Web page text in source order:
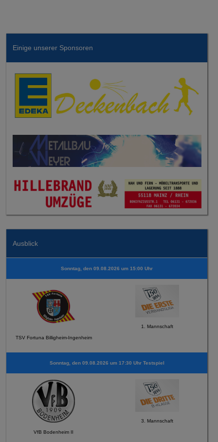
Einige unserer Sponsoren
Ausblick
Sonntag, den 09.08.2026 um 15:00 Uhr
TSV Fortuna Billigheim-Ingenheim
1. Mannschaft
Sonntag, den 09.08.2026 um 17:30 Uhr Testspiel
VfB Bodenheim II
3. Mannschaft